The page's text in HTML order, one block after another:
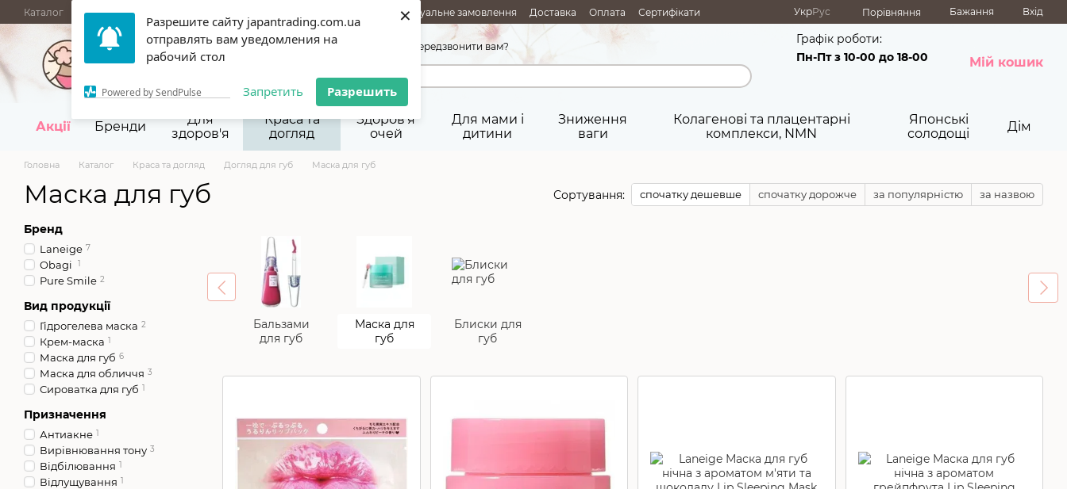
Разрешите сайту japantrading.com.ua
отправлять вам уведомления на
рабочий стол
Powered by SendPulse Запретить Разрешить
×
Перейти до основного контенту
Каталог АКЦІЇ НОВИНКИ Індивідуальне замовлення Доставка Оплата
Сертифікати
Термін придатності
Відгуки Про нас Контакти Повернення товарів Публічна оферта
УкрРус Порівняння Бажання Вхід
067 945-92-29,093 945-92-29 Передзвонити вам?
Графік роботи:
Пн-Пт з 10-00 до 18-00
Мій кошик
Акції Бренди
Для
здоров'я
Краса та
догляд
Здоров'я
очей
Для мами і
дитини
Зниження
ваги
Колагенові та плацентарні
комплекси, NMN
Японські
солодощі
Дім
Головна Каталог Краса та догляд Догляд для губ Маска для губ
Маска для губ Сортування: спочатку дешевше спочатку дорожче за популярністю за назвою
Бальзами
для губ
Маска для
губ
Блиски для
губ
Бренд
Laneige 7
Obagi 1
Pure Smile 2
Вид продукції
Гідрогелева маска 2
Крем-маска 1
Маска для губ 6
Маска для обличчя 3
Сироватка для губ 1
Призначення
Антиакне 1
Вирівнювання тону 3
Відбілювання 1
Відлущування 1